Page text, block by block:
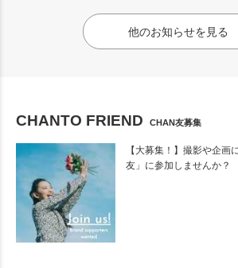
他のお知らせを見る
CHANTO FRIEND CHAN友募集
【大募集！】撮影や企画
友」に参加しませんか？